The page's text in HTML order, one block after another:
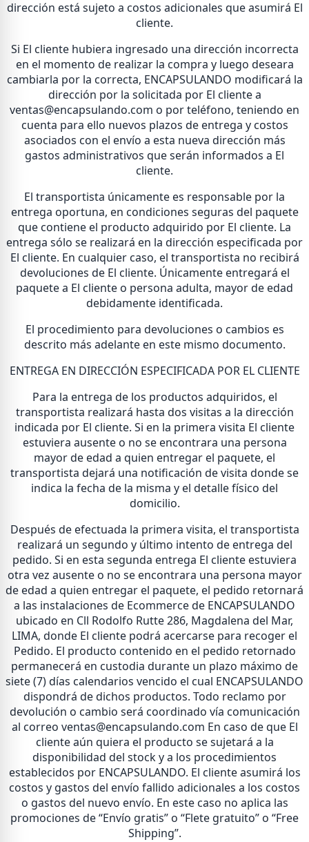
dirección está sujeto a costos adicionales que asumirá El
cliente.
Si El cliente hubiera ingresado una dirección incorrecta
en el momento de realizar la compra y luego deseara
cambiarla por la correcta, ENCAPSULANDO modificará la
dirección por la solicitada por El cliente a
ventas@encapsulando.com o por teléfono, teniendo en
cuenta para ello nuevos plazos de entrega y costos
asociados con el envío a esta nueva dirección más
gastos administrativos que serán informados a El
cliente.
El transportista únicamente es responsable por la
entrega oportuna, en condiciones seguras del paquete
que contiene el producto adquirido por El cliente. La
entrega sólo se realizará en la dirección especificada por
El cliente. En cualquier caso, el transportista no recibirá
devoluciones de El cliente. Únicamente entregará el
paquete a El cliente o persona adulta, mayor de edad
debidamente identificada.
El procedimiento para devoluciones o cambios es
descrito más adelante en este mismo documento.
ENTREGA EN DIRECCIÓN ESPECIFICADA POR EL CLIENTE
Para la entrega de los productos adquiridos, el
transportista realizará hasta dos visitas a la dirección
indicada por El cliente. Si en la primera visita El cliente
estuviera ausente o no se encontrara una persona
mayor de edad a quien entregar el paquete, el
transportista dejará una notificación de visita donde se
indica la fecha de la misma y el detalle físico del
domicilio.
Después de efectuada la primera visita, el transportista
realizará un segundo y último intento de entrega del
pedido. Si en esta segunda entrega El cliente estuviera
otra vez ausente o no se encontrara una persona mayor
de edad a quien entregar el paquete, el pedido retornará
a las instalaciones de Ecommerce de ENCAPSULANDO
ubicado en Cll Rodolfo Rutte 286, Magdalena del Mar,
LIMA, donde El cliente podrá acercarse para recoger el
Pedido. El producto contenido en el pedido retornado
permanecerá en custodia durante un plazo máximo de
siete (7) días calendarios vencido el cual ENCAPSULANDO
dispondrá de dichos productos. Todo reclamo por
devolución o cambio será coordinado vía comunicación
al correo ventas@encapsulando.com En caso de que El
cliente aún quiera el producto se sujetará a la
disponibilidad del stock y a los procedimientos
establecidos por ENCAPSULANDO. El cliente asumirá los
costos y gastos del envío fallido adicionales a los costos
o gastos del nuevo envío. En este caso no aplica las
promociones de “Envío gratis” o “Flete gratuito” o “Free
Shipping”.